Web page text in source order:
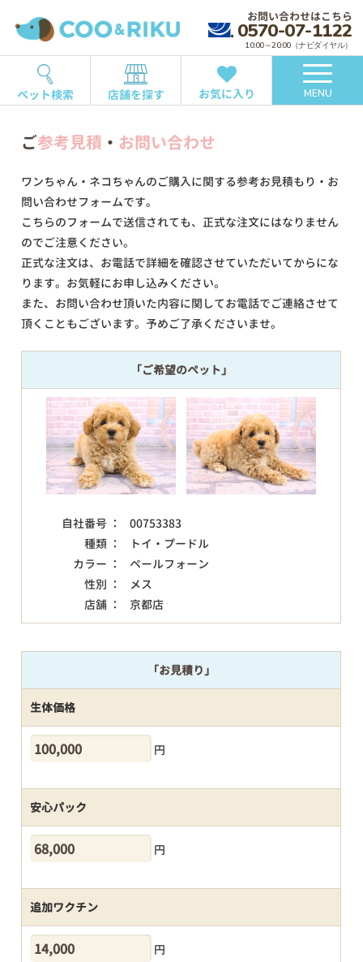
お問い合わせはこちら
0570-07-1122
10:00～20:00（ナビダイヤル）
ペット検索 店舗を探す お気に入り MENU
ご参考見積 ・ お問い合わせ
ワンちゃん・ネコちゃんのご購入に関する参考お見積もり・お
問い合わせフォームです。
こちらのフォームで送信されても、正式な注文にはなりません
のでご注意ください。
正式な注文は、お電話で詳細を確認させていただいてからにな
ります。お気軽にお申し込みください。
また、お問い合わせ頂いた内容に関してお電話でご連絡させて
頂くこともございます。予めご了承くださいませ。
「ご希望のペット」
自社番号 ：
00753383
種類 ：
トイ・プードル
カラー ：
ペールフォーン
性別 ：
メス
店舗 ：
京都店
「お見積り」
生体価格
円
安心パック
円
追加ワクチン
円